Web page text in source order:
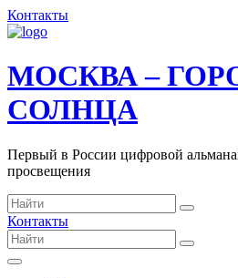
Контакты
МОСКВА –
СОЛНЦА
Первый в России цифровой
просвещения
Контакты